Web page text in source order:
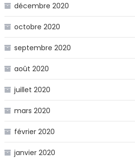
décembre 2020
octobre 2020
septembre 2020
août 2020
juillet 2020
mars 2020
février 2020
janvier 2020